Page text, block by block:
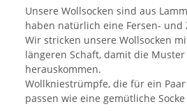
Unsere Wollsocken sind aus
haben natürlich eine Fersen- und
Wir stricken unsere Wollsocken
längeren Schaft, damit die
herauskommen.
Wollkniestrümpfe, die für ein
passen wie eine gemütliche